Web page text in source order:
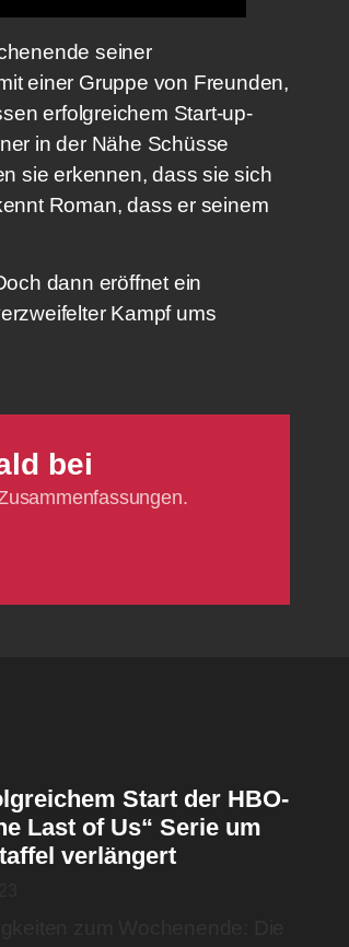
seiner
einer Gruppe von Freunden,
erfolgreichem Start-up-
in der Nähe Schüsse
sie erkennen, dass sie sich
Roman, dass er seinem
dann eröffnet ein
Kampf ums
bei
Start der HBO-
Last of Us“ Serie um
verlängert